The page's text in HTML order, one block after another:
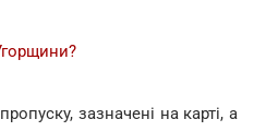
зазначені на карті, а